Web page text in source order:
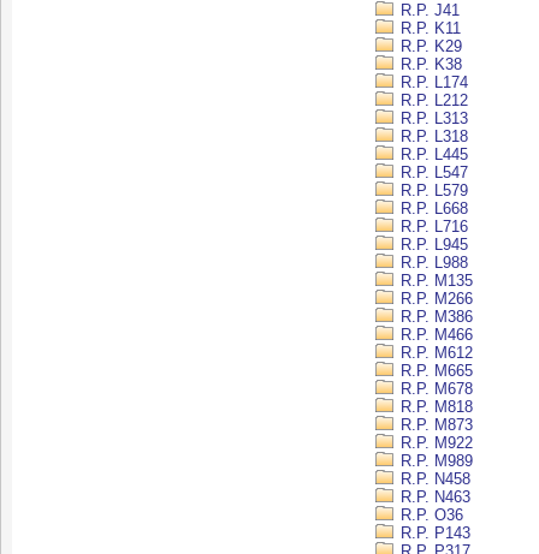
R.P. J41
R.P. K11
R.P. K29
R.P. K38
R.P. L174
R.P. L212
R.P. L313
R.P. L318
R.P. L445
R.P. L547
R.P. L579
R.P. L668
R.P. L716
R.P. L945
R.P. L988
R.P. M135
R.P. M266
R.P. M386
R.P. M466
R.P. M612
R.P. M665
R.P. M678
R.P. M818
R.P. M873
R.P. M922
R.P. M989
R.P. N458
R.P. N463
R.P. O36
R.P. P143